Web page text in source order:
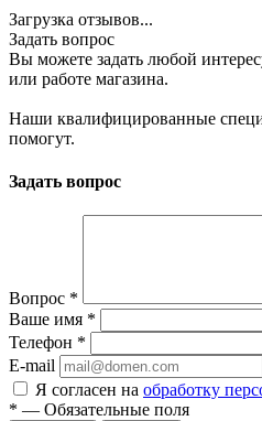
Загрузка отзывов...
Задать вопрос
Вы можете задать любой
или работе магазина.
Наши квалифицированные
помогут.
Задать вопрос
Вопрос *
Ваше имя *
Телефон *
E-mail
Я согласен на обработку
* — Обязательные поля